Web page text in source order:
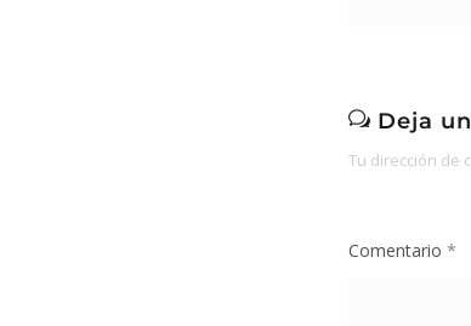
Deja
Tu dirección de
Comentario *